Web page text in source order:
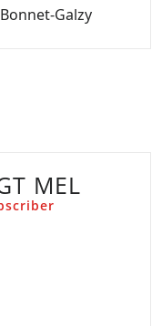
Galzy
MEL